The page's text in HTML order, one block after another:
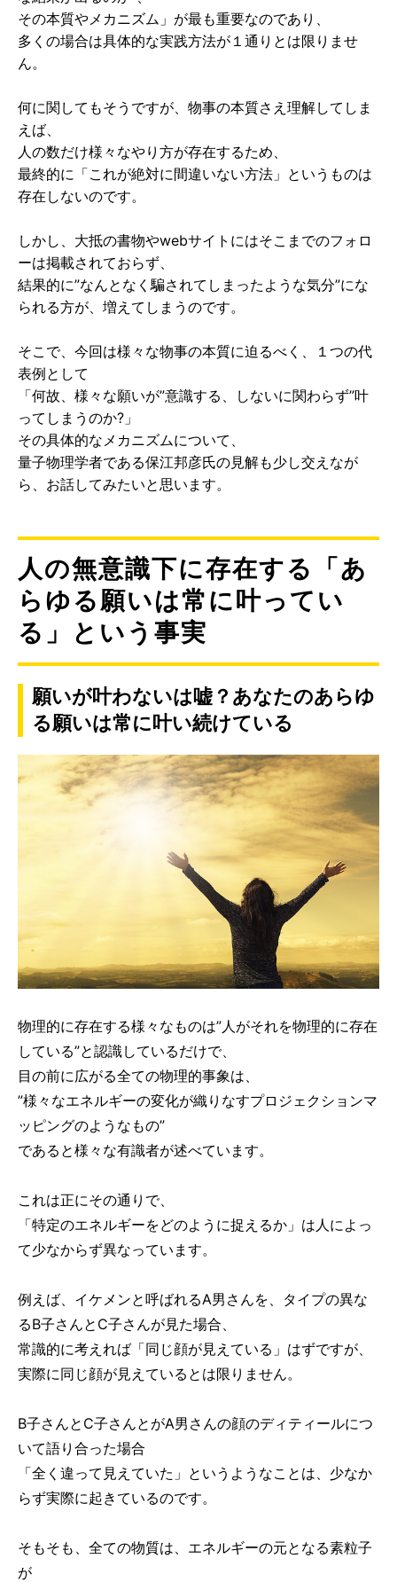
その本質やメカニズム」が最も重要なのであり、
多くの場合は具体的な実践方法が１通りとは限りませ
ん。
何に関してもそうですが、物事の本質さえ理解してしま
えば、
人の数だけ様々なやり方が存在するため、
最終的に「これが絶対に間違いない方法」というものは
存在しないのです。
しかし、大抵の書物やwebサイトにはそこまでのフォロ
ーは掲載されておらず、
結果的に”なんとなく騙されてしまったような気分”にな
られる方が、増えてしまうのです。
そこで、今回は様々な物事の本質に迫るべく、１つの代
表例として
「何故、様々な願いが”意識する、しないに関わらず”叶
ってしまうのか?」
その具体的なメカニズムについて、
量子物理学者である保江邦彦氏の見解も少し交えなが
ら、お話してみたいと思います。
人の無意識下に存在する「あ
らゆる願いは常に叶ってい
る」という事実
願いが叶わないは嘘？あなたのあらゆ
る願いは常に叶い続けている
物理的に存在する様々なものは”人がそれを物理的に存在
している”と認識しているだけで、
目の前に広がる全ての物理的事象は、
”様々なエネルギーの変化が織りなすプロジェクションマ
ッピングのようなもの”
であると様々な有識者が述べています。
これは正にその通りで、
「特定のエネルギーをどのように捉えるか」は人によっ
て少なからず異なっています。
例えば、イケメンと呼ばれるA男さんを、タイプの異な
るB子さんとC子さんが見た場合、
常識的に考えれば「同じ顔が見えている」はずですが、
実際に同じ顔が見えているとは限りません。
B子さんとC子さんとがA男さんの顔のディティールにつ
いて語り合った場合
「全く違って見えていた」というようなことは、少なか
らず実際に起きているのです。
そもそも、全ての物質は、エネルギーの元となる素粒子
が